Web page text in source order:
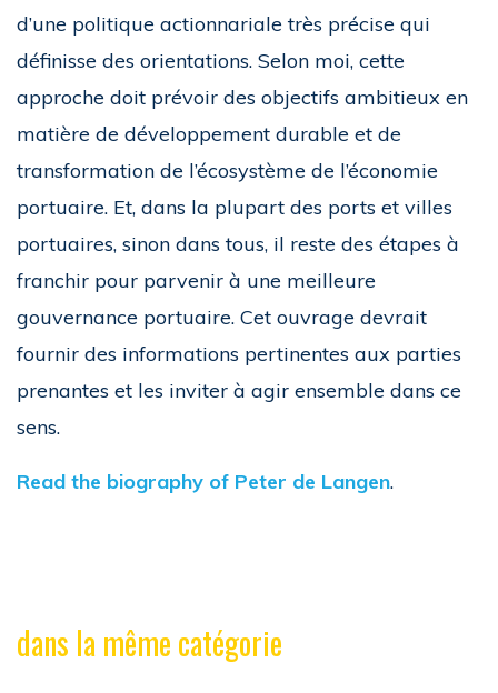
d’une politique actionnariale très précise qui
définisse des orientations. Selon moi, cette
approche doit prévoir des objectifs ambitieux en
matière de développement durable et de
transformation de l’écosystème de l’économie
portuaire. Et, dans la plupart des ports et villes
portuaires, sinon dans tous, il reste des étapes à
franchir pour parvenir à une meilleure
gouvernance portuaire. Cet ouvrage devrait
fournir des informations pertinentes aux parties
prenantes et les inviter à agir ensemble dans ce
sens.
Read the biography of Peter de Langen.
dans la même catégorie